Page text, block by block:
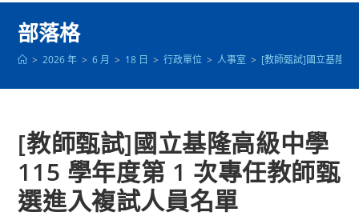
部落格
> 2026 年 > 6 月 > 18 日 > 行政單位 > 人事室 > [教師甄試]國立基隆高
[教師甄試]國立基隆高級中學
115 學年度第 1 次專任教師甄
選進入複試人員名單